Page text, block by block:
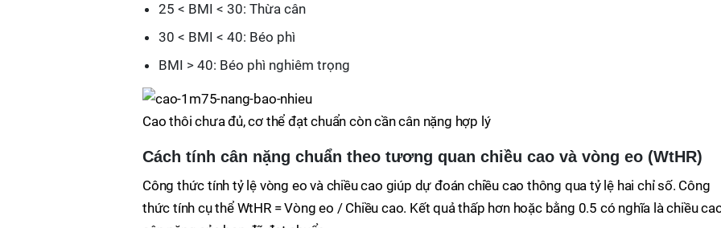
25 < BMI < 30: Thừa cân
30 < BMI < 40: Béo phì
BMI > 40: Béo phì nghiêm trọng
Cao thôi chưa đủ, cơ thể đạt chuẩn còn cần cân nặng hợp lý
Cách tính cân nặng chuẩn theo tương quan chiều cao và vòng eo (WtHR)
Công thức tính tỷ lệ vòng eo và chiều cao giúp dự đoán chiều cao thông qua tỷ lệ hai chỉ số. Công
thức tính cụ thể WtHR = Vòng eo / Chiều cao. Kết quả thấp hơn hoặc bằng 0.5 có nghĩa là chiều